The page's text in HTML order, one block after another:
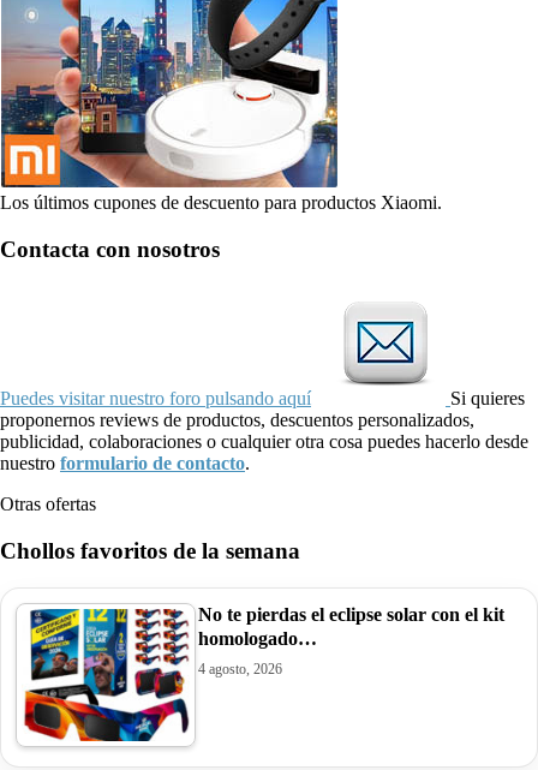
Los últimos cupones de descuento para productos Xiaomi.
Contacta con nosotros
Puedes visitar nuestro foro pulsando aquí
Si quieres
proponernos reviews de productos, descuentos personalizados,
publicidad, colaboraciones o cualquier otra cosa puedes hacerlo desde
nuestro formulario de contacto.
Otras ofertas
Chollos favoritos de la semana
No te pierdas el eclipse solar con el kit
homologado…
4 agosto, 2026